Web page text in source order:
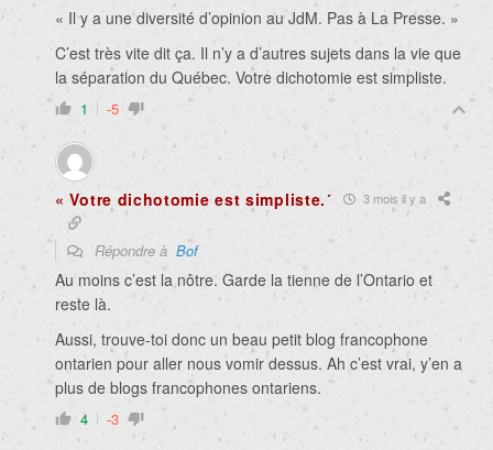
« Il y a une diversité d’opinion au JdM. Pas à La Presse. »
C’est très vite dit ça. Il n’y a d’autres sujets dans la vie que
la séparation du Québec. Votre dichotomie est simpliste.
1 -5
« Votre dichotomie est simpliste.´ 3 mois il y a
Répondre à Bof
Au moins c’est la nôtre. Garde la tienne de l’Ontario et
reste là.
Aussi, trouve-toi donc un beau petit blog francophone
ontarien pour aller nous vomir dessus. Ah c’est vrai, y’en a
plus de blogs francophones ontariens.
4 -3